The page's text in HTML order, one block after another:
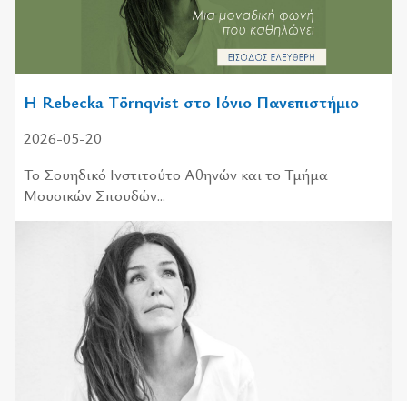
H Rebecka Törnqvist στο Ιόνιο Πανεπιστήμιο
2026-05-20
Το Σουηδικό Ινστιτούτο Αθηνών και το Τμήμα
Μουσικών Σπουδών...